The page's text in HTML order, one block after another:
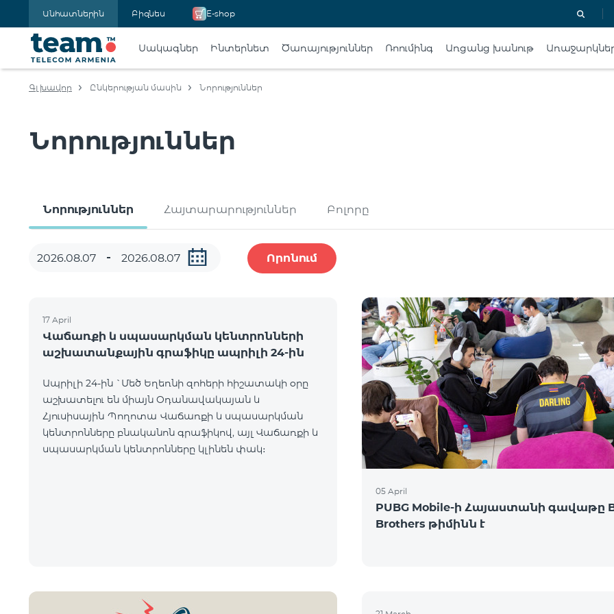
Անհատներին Բիզնես E-shop
Սակագներ Ինտերնետ Ծառայություններ Ռոումինգ Առցանց խանութ
Գլխավոր Ընկերության մասին Նորություններ
Նորություններ
Նորություններ Հայտարարություններ Բոլորը
Որոնում
17 April
Վաճառքի և սպասարկման կենտրոնների
աշխատանքային գրաֆիկը ապրիլի 24-ին
Ապրիլի 24-ին `Մեծ Եղեռնի զոհերի հիշատակի օրը
աշխատելու են միայն Օդանավակայան և
Հյուսիսային Պողոտա Վաճառքի և սպասարկման
կենտրոնները բնականոն գրաֆիկով, այլ Վաճառքի և
սպասարկման կենտրոնները կլինեն փակ։
05 April
PUBG Mobile-ի Հայաստանի գավաթը
Brothers թիմինն է